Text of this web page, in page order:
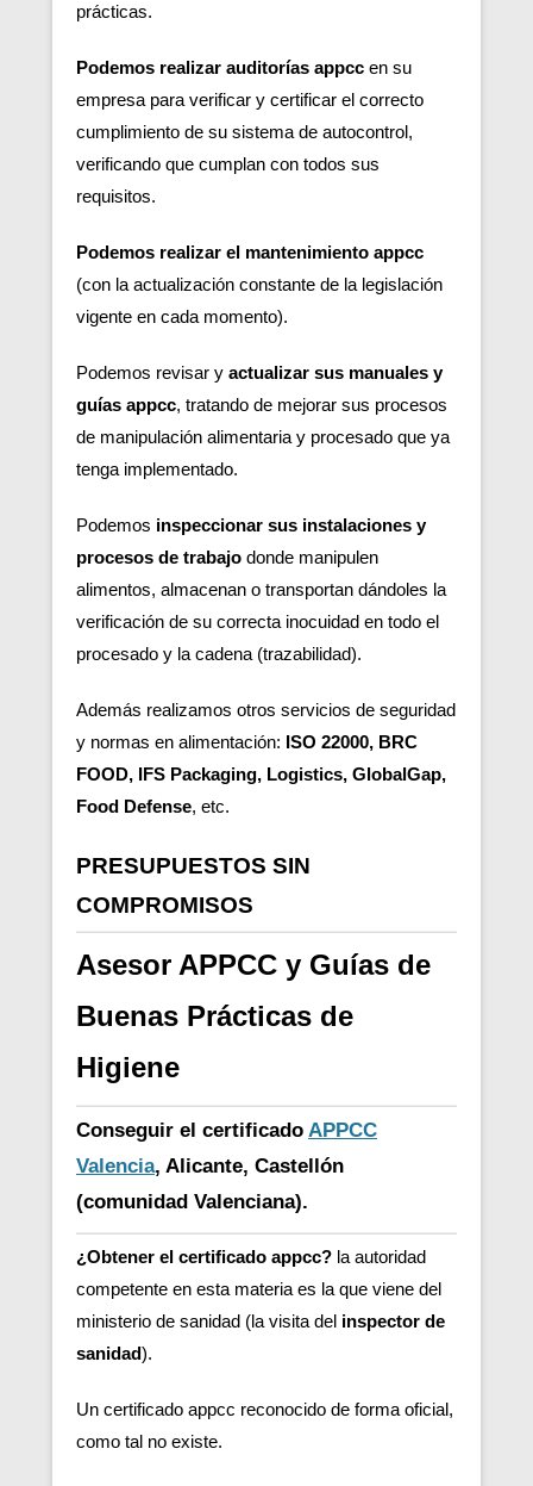
prácticas.
Podemos realizar auditorías appcc en su
empresa para verificar y certificar el correcto
cumplimiento de su sistema de autocontrol,
verificando que cumplan con todos sus
requisitos.
Podemos realizar el mantenimiento appcc
(con la actualización constante de la legislación
vigente en cada momento).
Podemos revisar y actualizar sus manuales y
guías appcc, tratando de mejorar sus procesos
de manipulación alimentaria y procesado que ya
tenga implementado.
Podemos inspeccionar sus instalaciones y
procesos de trabajo donde manipulen
alimentos, almacenan o transportan dándoles la
verificación de su correcta inocuidad en todo el
procesado y la cadena (trazabilidad).
Además realizamos otros servicios de seguridad
y normas en alimentación: ISO 22000, BRC
FOOD, IFS Packaging, Logistics, GlobalGap,
Food Defense, etc.
PRESUPUESTOS SIN
COMPROMISOS
Asesor APPCC y Guías de
Buenas Prácticas de
Higiene
Conseguir el certificado APPCC
Valencia, Alicante, Castellón
(comunidad Valenciana).
¿Obtener el certificado appcc? la autoridad
competente en esta materia es la que viene del
ministerio de sanidad (la visita del inspector de
sanidad).
Un certificado appcc reconocido de forma oficial,
como tal no existe.